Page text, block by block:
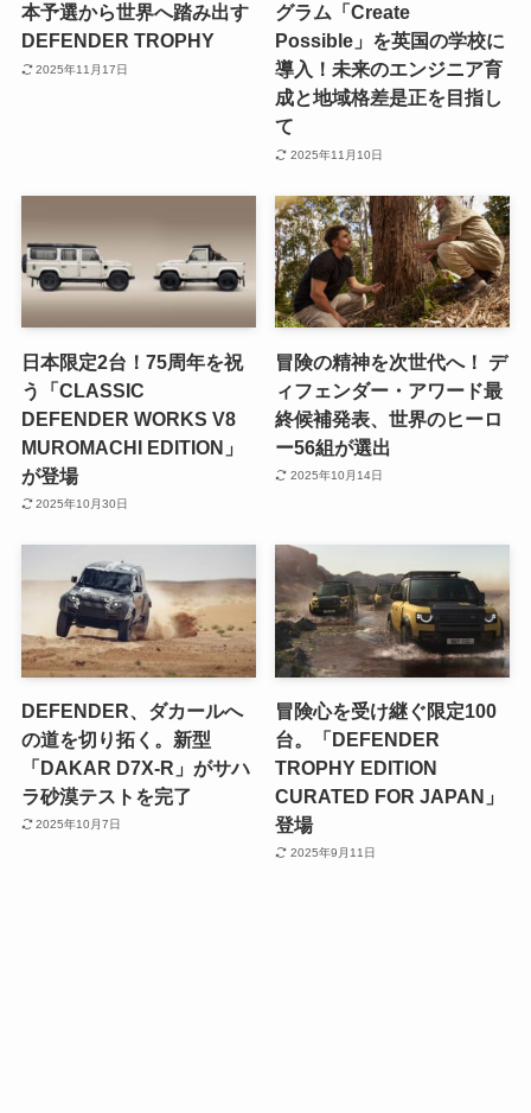
本予選から世界へ踏み出す
DEFENDER TROPHY
2025年11月17日
グラム「Create
Possible」を英国の学校に
導入！未来のエンジニア育
成と地域格差是正を目指し
て
2025年11月10日
日本限定2台！75周年を祝
う「CLASSIC
DEFENDER WORKS V8
MUROMACHI EDITION」
が登場
2025年10月30日
冒険の精神を次世代へ！ デ
ィフェンダー・アワード最
終候補発表、世界のヒーロ
ー56組が選出
2025年10月14日
DEFENDER、ダカールへ
の道を切り拓く。新型
「DAKAR D7X-R」がサハ
ラ砂漠テストを完了
2025年10月7日
冒険心を受け継ぐ限定100
台。「DEFENDER
TROPHY EDITION
CURATED FOR JAPAN」
登場
2025年9月11日